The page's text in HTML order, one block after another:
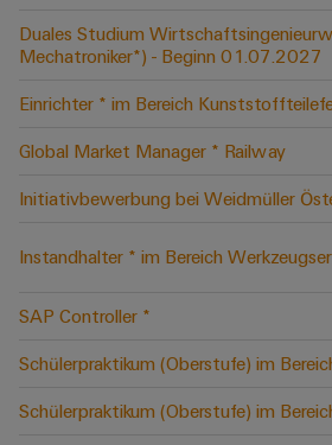
Duales Studium
Mechatroniker*) - Beginn 01.07.2027
Einrichter * im Bereich
Global Market Manager * Railway
Initiativbewerbung bei Weidmüller
Instandhalter * im Bereich
SAP Controller *
Schülerpraktikum (Oberstufe) im
Schülerpraktikum (Oberstufe) im